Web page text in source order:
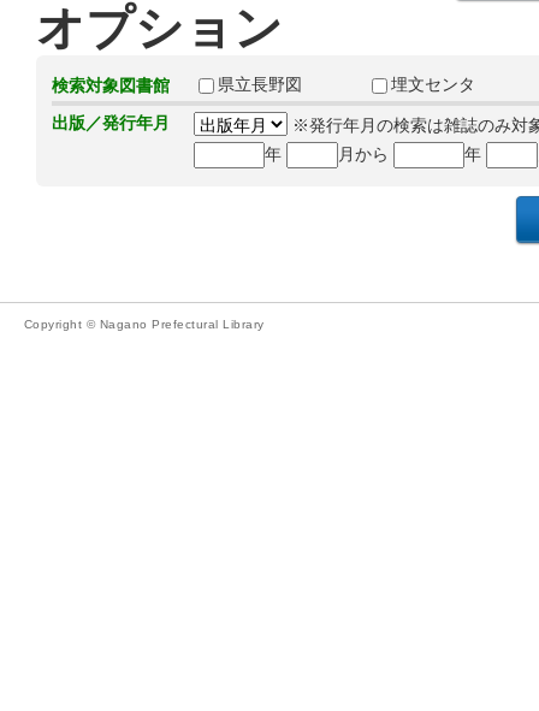
オプション
検索対象図書館 県立長野図
埋文センタ
出版／発行年月
※発行年月の検索は雑誌のみ対
年
月から 年
Copyright © Nagano Prefectural Library